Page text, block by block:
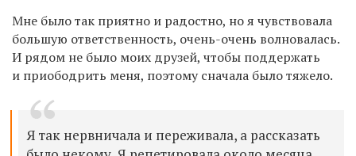
Мне было так приятно и радостно, но я чувствовала
большую ответственность, очень-очень волновалась.
И рядом не было моих друзей, чтобы поддержать
и приободрить меня, поэтому сначала было тяжело.
Я так нервничала и переживала, а рассказать